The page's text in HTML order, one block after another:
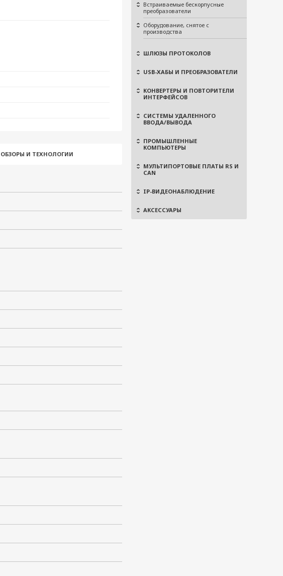
Встраиваемые бескорпусные
преобразователи
Оборудование, снятое с
производства
ШЛЮЗЫ ПРОТОКОЛОВ
USB-ХАБЫ И ПРЕОБРАЗОВАТЕЛИ
КОНВЕРТЕРЫ И ПОВТОРИТЕЛИ
ИНТЕРФЕЙСОВ
СИСТЕМЫ УДАЛЕННОГО
ВВОДА/ВЫВОДА
ПРОМЫШЛЕННЫЕ
КОМПЬЮТЕРЫ
МУЛЬТИПОРТОВЫЕ ПЛАТЫ RS И
CAN
IP-ВИДЕОНАБЛЮДЕНИЕ
АКСЕССУАРЫ
ОБЗОРЫ И ТЕХНОЛОГИИ